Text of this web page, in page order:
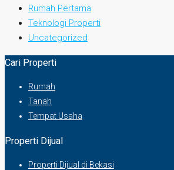
Rumah Pertama
Teknologi Properti
Uncategorized
Cari Properti
Rumah
Tanah
Tempat Usaha
Properti Dijual
Properti Dijual di Bekasi